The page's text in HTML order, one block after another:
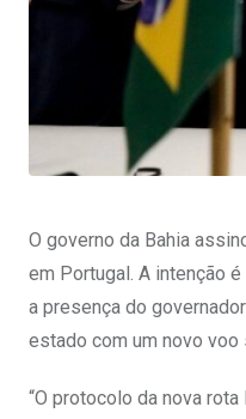
O governo da Bahia
em Portugal. A intenção
a presença do
estado com um novo voo
“O protocolo da nova